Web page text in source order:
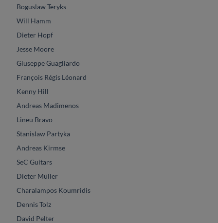
Boguslaw Teryks
Will Hamm
Dieter Hopf
Jesse Moore
Giuseppe Guagliardo
François Régis Léonard
Kenny Hill
Andreas Madimenos
Lineu Bravo
Stanislaw Partyka
Andreas Kirmse
SeC Guitars
Dieter Müller
Charalampos Koumridis
Dennis Tolz
David Pelter